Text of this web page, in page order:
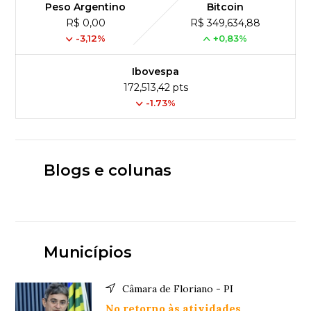
Peso Argentino
R$ 0,00
-3,12%
Bitcoin
R$ 349,634,88
+0,83%
Ibovespa
172,513,42 pts
-1.73%
Blogs e colunas
Municípios
Câmara de Floriano - PI